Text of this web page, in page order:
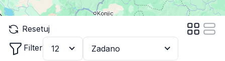
Resetuj
Filter
12 Zadano